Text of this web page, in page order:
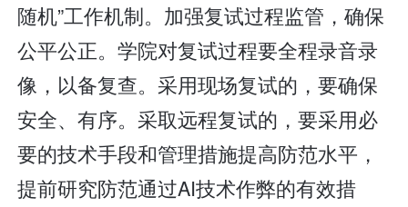
随机”工作机制。加强复试过程监管，确保
公平公正。学院对复试过程要全程录音录
像，以备复查。采用现场复试的，要确保
安全、有序。采取远程复试的，要采用必
要的技术手段和管理措施提高防范水平，
提前研究防范通过AI技术作弊的有效措